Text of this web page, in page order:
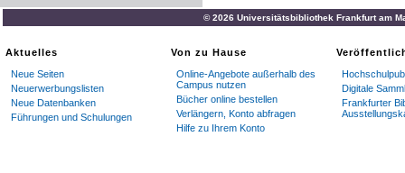
© 2026 Universitätsbibliothek Frankfurt am
Aktuelles
Neue Seiten
Neuerwerbungslisten
Neue Datenbanken
Führungen und Schulungen
Von zu Hause
Online-Angebote außerhalb des
Campus nutzen
Bücher online bestellen
Verlängern, Konto abfragen
Hilfe zu Ihrem Konto
Digitale
Frankfurter